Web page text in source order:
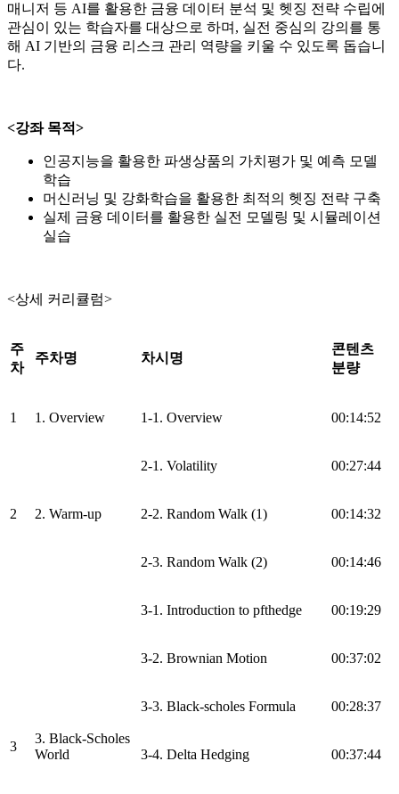
매니저 등 AI를 활용한 금융 데이터 분석 및 헷징 전략 수립에
관심이 있는 학습자를 대상으로 하며, 실전 중심의 강의를 통
해 AI 기반의 금융 리스크 관리 역량을 키울 수 있도록 돕습니
다.
<강좌 목적>
인공지능을 활용한 파생상품의 가치평가 및 예측 모델
학습
머신러닝 및 강화학습을 활용한 최적의 헷징 전략 구축
실제 금융 데이터를 활용한 실전 모델링 및 시뮬레이션
실습
<상세 커리큘럼>
주
차
주차명 차시명
콘텐츠
분량
1 1. Overview 1-1. Overview 00:14:52
2 2. Warm-up
2-1. Volatility 00:27:44
2-2. Random Walk (1) 00:14:32
2-3. Random Walk (2) 00:14:46
3
3. Black-Scholes
World
3-1. Introduction to pfthedge 00:19:29
3-2. Brownian Motion 00:37:02
3-3. Black-scholes Formula 00:28:37
3-4. Delta Hedging 00:37:44